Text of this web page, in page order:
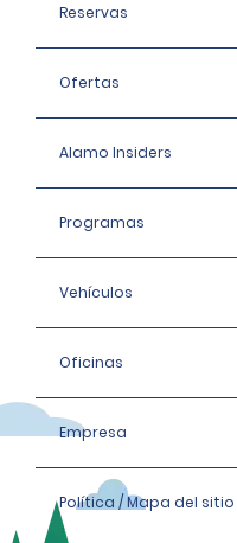
Reservas
Ofertas
Alamo Insiders
Programas
Vehículos
Oficinas
Empresa
Política / Mapa del sitio